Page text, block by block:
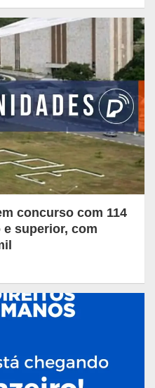
concurso com 114
superior, com